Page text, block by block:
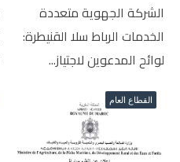
الشركة الجهوية متعددة
الخدمات الرباط سلا القنيطرة:
لوائح المدعوين لاجتياز...
القطاع العام